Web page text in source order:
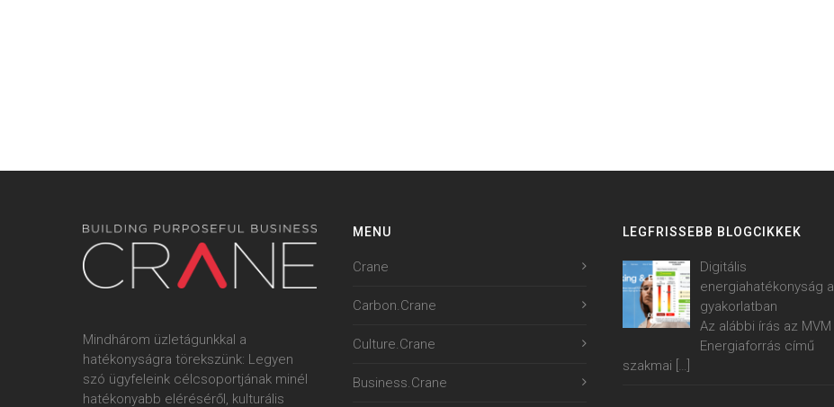
Mindhárom üzletágunkkal a
hatékonyságra törekszünk: Legyen
szó ügyfeleink célcsoportjának minél
hatékonyabb eléréséről, kulturális
MENU
Crane
Carbon.Crane
Culture.Crane
Business.Crane
LEGFRISSEBB BLOGCIKKEK
Digitális
energiahatékonyság a
gyakorlatban
Az alábbi írás az MVM
Energiaforrás című
szakmai